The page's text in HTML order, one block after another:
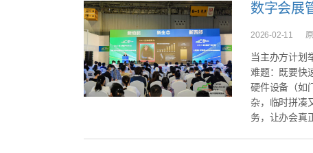
数字会展
2026-02-11
当主办方计划
难题：既要快
硬件设备（如
杂，临时拼凑
务，让办会真